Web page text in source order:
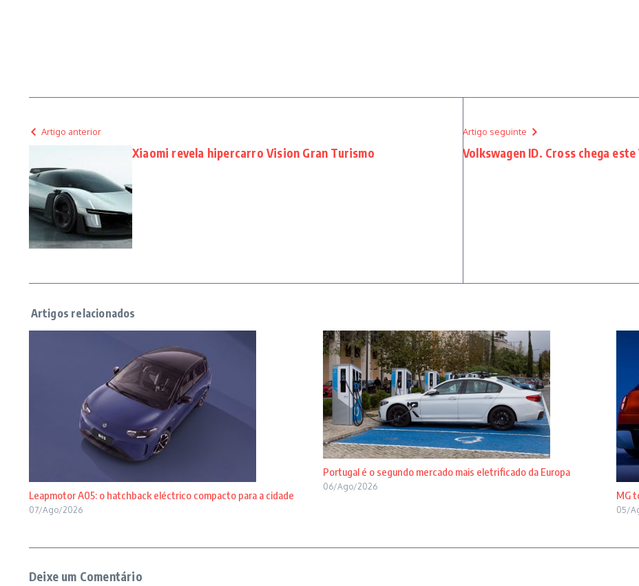
Artigo anterior
Xiaomi revela hipercarro Vision Gran Turismo
Artigo seguinte
Volkswagen ID. Cross chega este
Leapmotor A05: o hatchback eléctrico compacto para a cidade
07/Ago/2026
Portugal é o segundo mercado mais eletrificado da Europa
06/Ago/2026
MG
05/
Deixe um Comentário